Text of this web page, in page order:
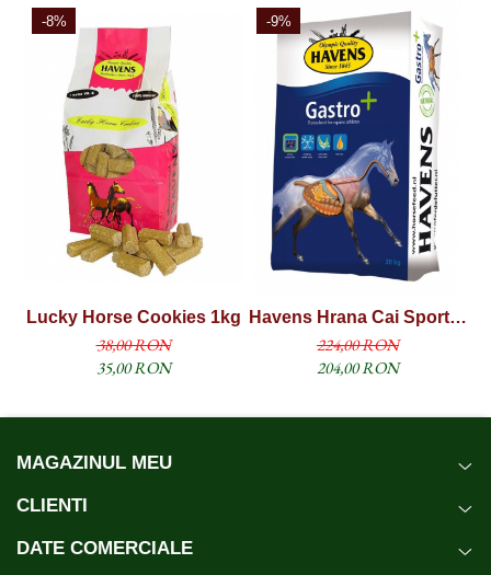
-8%
Lucky Horse Cookies 1kg
38,00 RON
35,00 RON
-9%
Havens Hrana Cai Sportivi
"Gastro +" 20kg
224,00 RON
204,00 RON
MAGAZINUL MEU
CLIENTI
DATE COMERCIALE